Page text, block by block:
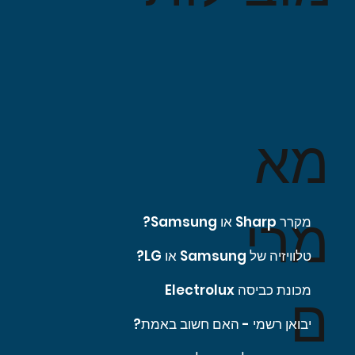
מא
מרי
ם
מקרר Sharp או Samsung?
טלוויזיה של Samsung או LG?
מכונת כביסה Electrolux
יבואן רשמי - האם חשוב באמת?